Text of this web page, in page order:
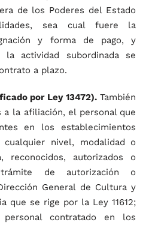
de los Poderes del Estado
sea cual fuere la
y forma de pago, y
actividad subordinada se
a plazo.
por Ley 13472).También
a la afiliación, el personal que
en los establecimientos
cualquier nivel, modalidad o
reconocidos, autorizados o
de autorización o
General de Cultura y
que se rige por la Ley 11612;
contratado en los